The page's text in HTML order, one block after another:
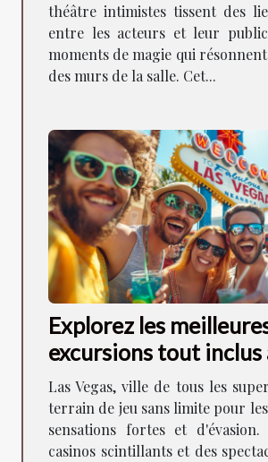
théâtre intimistes tissent des
entre les acteurs et leur
moments de magie qui
des murs de la salle. Cet...
Explorez les
excursions tout inclus
Vegas
Las Vegas, ville de tous les
terrain de jeu sans limite pour
sensations fortes et d'évasion.
casinos scintillants et des